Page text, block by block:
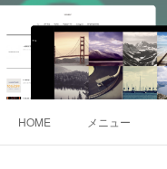
HOME メニュー